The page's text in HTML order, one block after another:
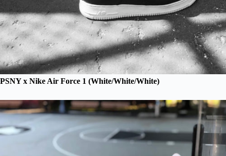
PSNY x Nike Air Force 1 (White/White/White)